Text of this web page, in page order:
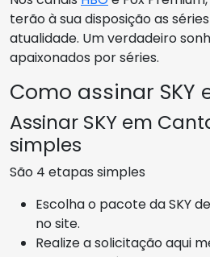
terão à sua disposição as
atualidade. Um verdadeiro
apaixonados por séries.
Como assinar SKY
Assinar SKY em
simples
São 4 etapas simples
Escolha o pacote da SKY
no site.
Realize a solicitação aqui